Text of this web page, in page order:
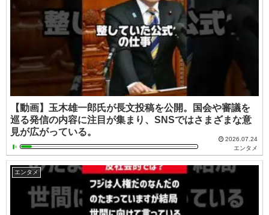
【動画】玉木雄一郎氏が長文投稿を公開。国会や審議を
巡る発信の内容に注目が集まり、SNSではさまざまな意
見が広がっている。
2026.07.24
エンタメ
エンタメ